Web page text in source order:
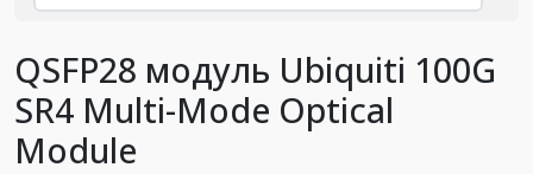
QSFP28 модуль Ubiquiti 100G
SR4 Multi-Mode Optical
Module